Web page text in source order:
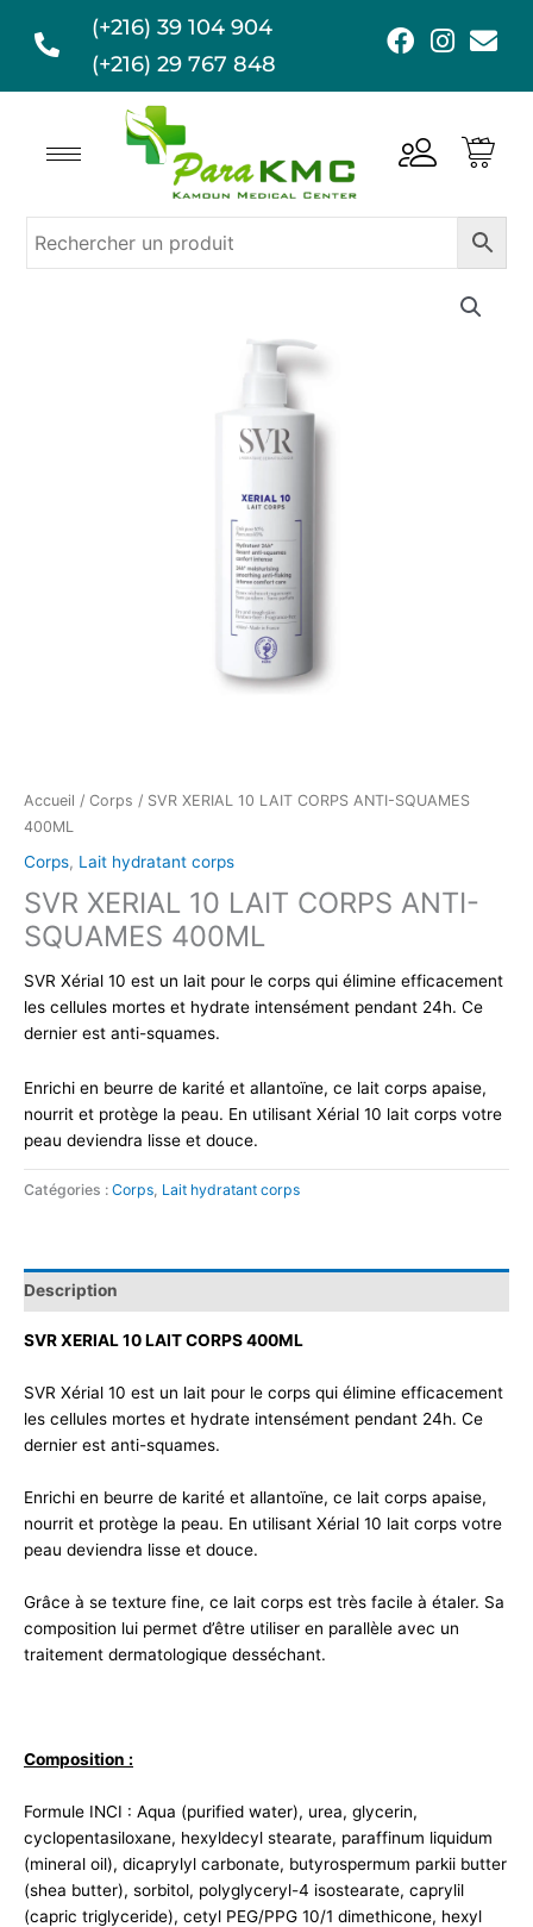
(+216) 39 104 904
(+216) 29 767 848
F
c
b
o
I
s
E
v
l
o
e
Accueil / Corps / SVR XERIAL 10 LAIT CORPS ANTI-SQUAMES
400ML
Corps, Lait hydratant corps
SVR XERIAL 10 LAIT CORPS ANTI-
SQUAMES 400ML
SVR Xérial 10 est un lait pour le corps qui élimine efficacement
les cellules mortes et hydrate intensément pendant 24h. Ce
dernier est anti-squames.
Enrichi en beurre de karité et allantoïne, ce lait corps apaise,
nourrit et protège la peau. En utilisant Xérial 10 lait corps votre
peau deviendra lisse et douce.
Catégories : Corps, Lait hydratant corps
Description
SVR XERIAL 10 LAIT CORPS 400ML
SVR Xérial 10 est un lait pour le corps qui élimine efficacement
les cellules mortes et hydrate intensément pendant 24h. Ce
dernier est anti-squames.
Enrichi en beurre de karité et allantoïne, ce lait corps apaise,
nourrit et protège la peau. En utilisant Xérial 10 lait corps votre
peau deviendra lisse et douce.
Grâce à se texture fine, ce lait corps est très facile à étaler. Sa
composition lui permet d’être utiliser en parallèle avec un
traitement dermatologique desséchant.
Composition :
Formule INCI : Aqua (purified water), urea, glycerin,
cyclopentasiloxane, hexyldecyl stearate, paraffinum liquidum
(mineral oil), dicaprylyl carbonate, butyrospermum parkii butter
(shea butter), sorbitol, polyglyceryl-4 isostearate, caprylil
(capric triglyceride), cetyl PEG/PPG 10/1 dimethicone, hexyl